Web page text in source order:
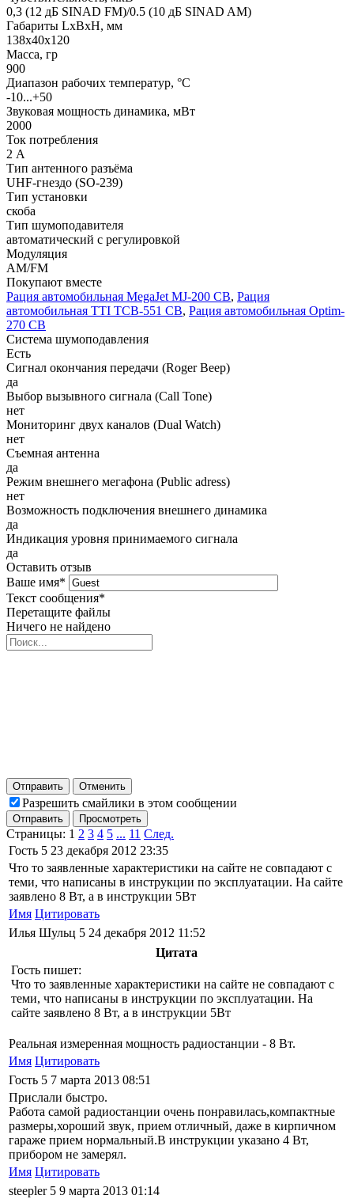
0,3 (12 дБ SINAD FM)/0.5 (10 дБ SINAD AM)
Габариты LхBхН, мм
138x40x120
Масса, гр
900
Диапазон рабочих температур, °С
-10...+50
Звуковая мощность динамика, мВт
2000
Ток потребления
2 А
Тип антенного разъёма
UHF-гнездо (SO-239)
Тип установки
скоба
Тип шумоподавителя
автоматический с регулировкой
Модуляция
АМ/FM
Покупают вместе
Рация автомобильная MegaJet MJ-200 СВ, Рация
автомобильная TTI TCB-551 СВ, Рация автомобильная Optim-
270 СВ
Система шумоподавления
Есть
Сигнал окончания передачи (Roger Beep)
да
Выбор вызывного сигнала (Call Tone)
нет
Мониторинг двух каналов (Dual Watch)
нет
Съемная антенна
да
Режим внешнего мегафона (Public adress)
нет
Возможность подключения внешнего динамика
да
Индикация уровня принимаемого сигнала
да
Оставить отзыв
Ваше имя*
Текст сообщения*
Перетащите файлы
Ничего не найдено
Отправить Отменить
Разрешить смайлики в этом сообщении
Отправить Просмотреть
Страницы: 1 2 3 4 5 ... 11 След.
Гость 5 23 декабря 2012 23:35
Что то заявленные характеристики на сайте не совпадают с
теми, что написаны в инструкции по эксплуатации. На сайте
заявлено 8 Вт, а в инструкции 5Вт
Имя Цитировать
Илья Шульц 5 24 декабря 2012 11:52
Цитата
Гость пишет:
Что то заявленные характеристики на сайте не совпадают с
теми, что написаны в инструкции по эксплуатации. На
сайте заявлено 8 Вт, а в инструкции 5Вт
Реальная измеренная мощность радиостанции - 8 Вт.
Имя Цитировать
Гость 5 7 марта 2013 08:51
Прислали быстро.
Работа самой радиостанции очень понравилась,компактные
размеры,хороший звук, прием отличный, даже в кирпичном
гараже прием нормальный.В инструкции указано 4 Вт,
прибором не замерял.
Имя Цитировать
steepler 5 9 марта 2013 01:14